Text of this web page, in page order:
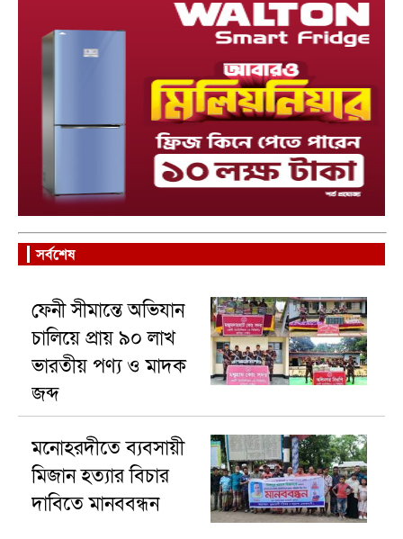
সর্বশেষ
ফেনী সীমান্তে অভিযান
চালিয়ে প্রায় ৯০ লাখ
ভারতীয় পণ্য ও মাদক
জব্দ
মনোহরদীতে ব্যবসায়ী
মিজান হত্যার বিচার
দাবিতে মানববন্ধন